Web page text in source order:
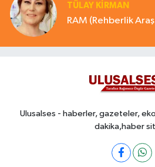
TÜLAY KİRMAN
Ulusalses - haberler, gazeteler,
dakika,haber